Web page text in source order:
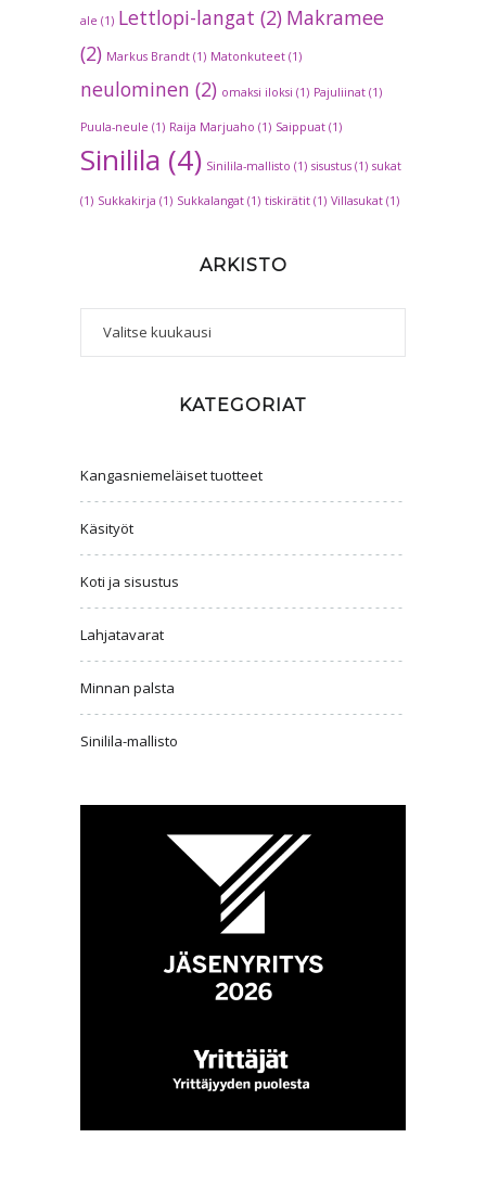
ale (1) Lettlopi-langat (2) Makramee
(2) Markus Brandt (1) Matonkuteet (1)
neulominen (2) omaksi iloksi (1) Pajuliinat (1)
Puula-neule (1) Raija Marjuaho (1) Saippuat (1)
Sinilila (4) Sinilila-mallisto (1) sisustus (1) sukat
(1) Sukkakirja (1) Sukkalangat (1) tiskirätit (1) Villasukat (1)
ARKISTO
Arkisto
KATEGORIAT
Kangasniemeläiset tuotteet
Käsityöt
Koti ja sisustus
Lahjatavarat
Minnan palsta
Sinilila-mallisto